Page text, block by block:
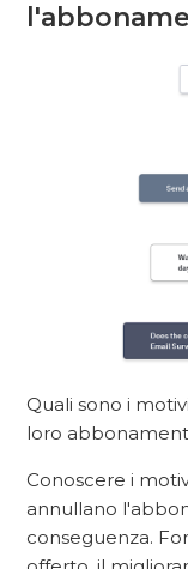
Quali sono i
loro
Conoscere i
annullano
conseguenza.